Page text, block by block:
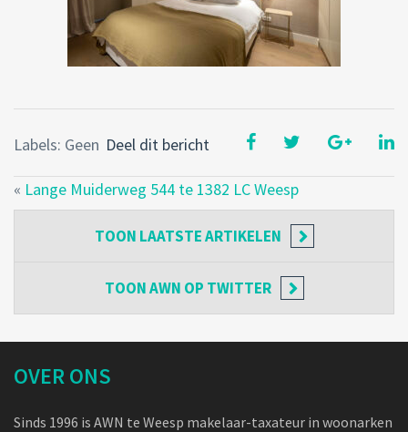
Deel dit bericht
Labels: Geen
« Lange Muiderweg 544 te 1382 LC Weesp
TOON LAATSTE ARTIKELEN
TOONAWN OP TWITTER
OVER ONS
Sinds 1996 is AWN te Weesp makelaar-taxateur in woonarken